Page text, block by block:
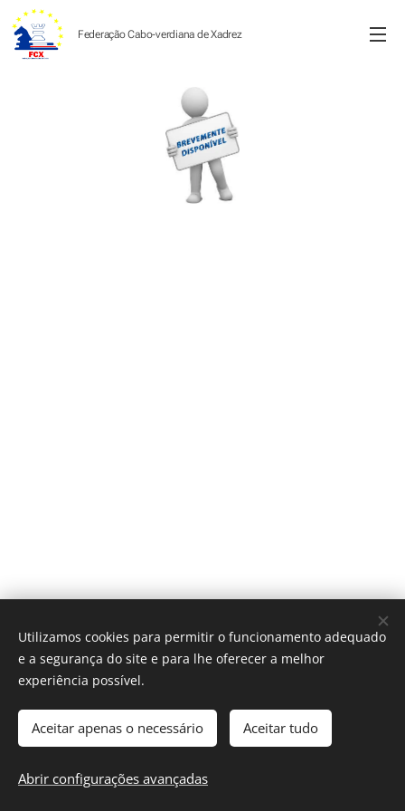
Federação Cabo-verdiana deXadrez
Federação Cabo-verdiana de Xadrez
Desenvolvido por
Utilizamos cookies para permitir o funcionamento adequado
e a segurança do site e para lhe oferecer a melhor
experiência possível.
Aceitar apenas o necessário Aceitar tudo
Abrir configurações avançadas